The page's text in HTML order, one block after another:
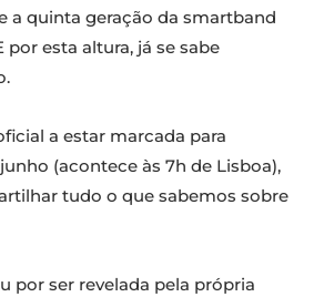
a quinta geração da smartband
por esta altura, já se sabe
a estar marcada para
(acontece às 7h de Lisboa),
tudo o que sabemos sobre
por ser revelada pela própria